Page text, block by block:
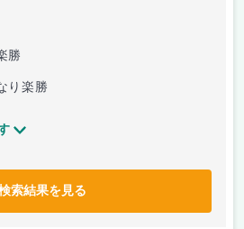
勝
り楽勝
索結果を見る